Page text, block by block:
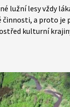
lužní lesy vždy
činnosti, a proto je
kulturní
A to nejen typickými
stadiích svého
vázanými na
údolní